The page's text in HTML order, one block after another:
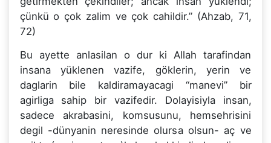
çünkü o çok zalim ve çok cahildir.” (Ahzab, 71,
72)
Bu ayette anlasilan o dur ki Allah tarafindan
insana yüklenen vazife, göklerin, yerin ve
daglarin bile kaldiramayacagi “manevi” bir
agirliga sahip bir vazifedir. Dolayisiyla insan,
sadece akrabasini, komsusunu, hemsehrisini
degil -dünyanin neresinde olursa olsun- aç ve